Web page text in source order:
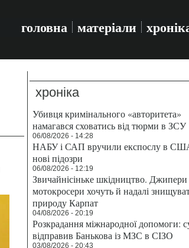
головна матеріали
хроніка
Убивця кримінального «авторитета»
намагався сховатись від тюрми в ЗСУ
06/08/2026 - 14:28
НАБУ і САП вручили експослу в
нові підозри
06/08/2026 - 12:19
Звичайнісіньке шкідництво. Джипери
мотокросери хочуть й надалі
природу Карпат
04/08/2026 - 20:19
Розкрадання міжнародної допомоги:
відправив Банькова із МЗС в СІЗО
03/08/2026 - 20:43